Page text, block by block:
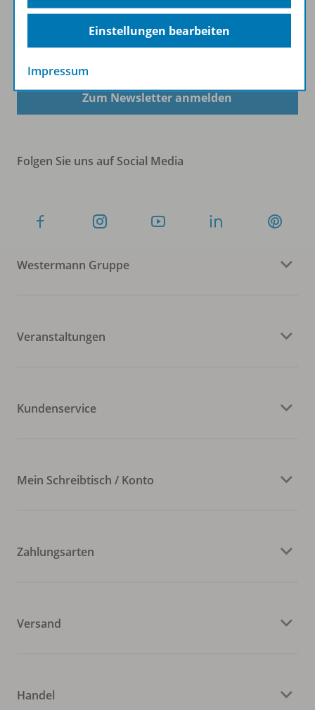
Sofort profitieren
Zum Newsletter anmelden
Folgen Sie uns auf Social Media
Westermann Gruppe
Veranstaltungen
Kundenservice
Mein Schreibtisch / Konto
Zahlungsarten
Versand
Handel
Einstellungen bearbeiten
Impressum